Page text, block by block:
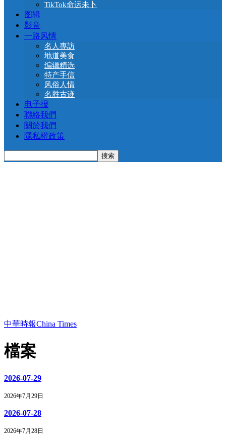
TikTok命运未卜
图辑
影音
一路风情
名人專訪
地道美食
编辑精选
特产手信
风俗人情
名胜古迹
电子报
聯絡我們
關於我們
隱私權政策
中華時報China Times
檔案
2026-07-29
2026年7月29日
2026-07-28
2026年7月28日